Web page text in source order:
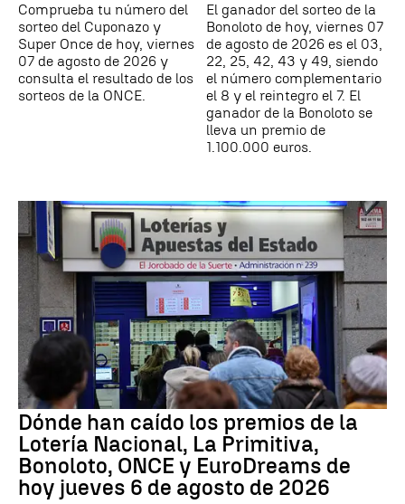
Comprueba tu número del
sorteo del Cuponazo y
Super Once de hoy, viernes
07 de agosto de 2026 y
consulta el resultado de los
sorteos de la ONCE.
El ganador del sorteo de la
Bonoloto de hoy, viernes 07
de agosto de 2026 es el 03,
22, 25, 42, 43 y 49, siendo
el número complementario
el 8 y el reintegro el 7. El
ganador de la Bonoloto se
lleva un premio de
1.100.000 euros.
Dónde han caído los premios de la
Lotería Nacional, La Primitiva,
Bonoloto, ONCE y EuroDreams de
hoy jueves 6 de agosto de 2026